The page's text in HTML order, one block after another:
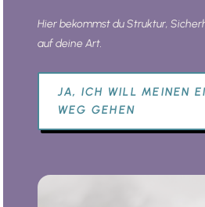
Hier bekommst du Struktur,
auf deine Art.
JA, ICH WILL MEINEN
WEG GEHEN